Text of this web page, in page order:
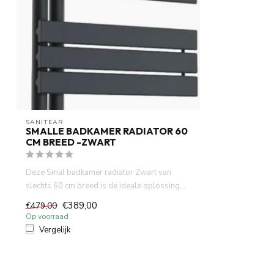
SANITEAR
SMALLE BADKAMER RADIATOR 60
CM BREED -ZWART
Deze Smal badkamer radiator Zwart van
slechts 60 cm breed is de ideale oplossing...
€479,00 €389,00
Op voorraad
Vergelijk